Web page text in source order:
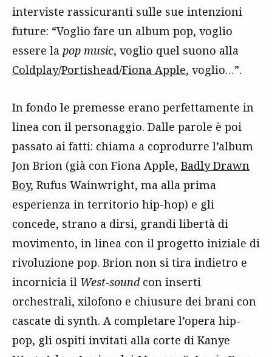
interviste rassicuranti sulle sue intenzioni
future: “Voglio fare un album pop, voglio
essere la pop music, voglio quel suono alla
Coldplay/Portishead/Fiona Apple, voglio…”.
In fondo le premesse erano perfettamente in
linea con il personaggio. Dalle parole è poi
passato ai fatti: chiama a coprodurre l’album
Jon Brion (già con Fiona Apple, Badly Drawn
Boy, Rufus Wainwright, ma alla prima
esperienza in territorio hip-hop) e gli
concede, strano a dirsi, grandi libertà di
movimento, in linea con il progetto iniziale di
rivoluzione pop. Brion non si tira indietro e
incornicia il West-soundcon inserti
orchestrali, xilofono e chiusure dei brani con
cascate di synth. A completare l’opera hip-
pop, gli ospiti invitati alla corte di Kanye